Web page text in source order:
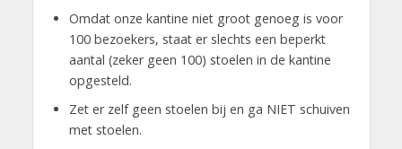
Omdat onze kantine niet groot genoeg is voor
100 bezoekers, staat er slechts een beperkt
aantal (zeker geen 100) stoelen in de kantine
opgesteld.
Zet er zelf geen stoelen bij en ga NIET schuiven
met stoelen.